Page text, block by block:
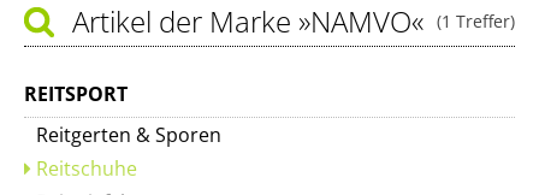
(1 Treffer)
Artikel der Marke »NAMVO«
REITSPORT
Reitgerten & Sporen
Reitschuhe